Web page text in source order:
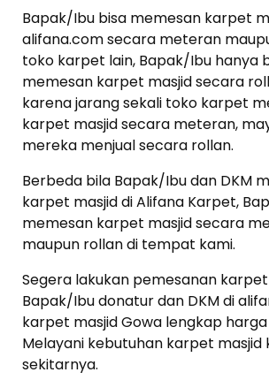
Bapak/Ibu bisa memesan karpet
alifana.com secara meteran
toko karpet lain, Bapak/Ibu hanya
memesan karpet masjid secara
karena jarang sekali toko karpet
karpet masjid secara meteran,
mereka menjual secara rollan.
Berbeda bila Bapak/Ibu dan DKM
karpet masjid di Alifana Karpet,
memesan karpet masjid secara
maupun rollan di tempat kami.
Segera lakukan pemesanan
Bapak/Ibu donatur dan DKM di
karpet masjid Gowa lengkap
Melayani kebutuhan karpet masjid
sekitarnya.